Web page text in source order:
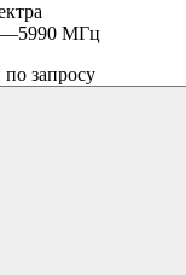
МГц
по запросу